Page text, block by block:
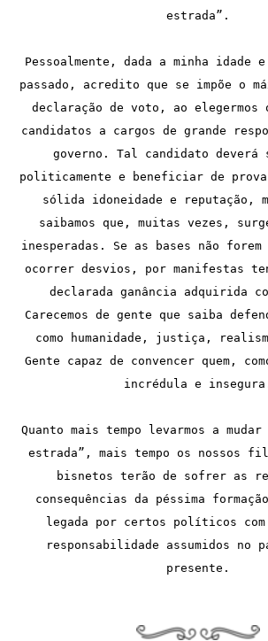
estrada”.
Pessoalmente, dada a minha idade
passado, acredito que se impõe o
declaração de voto, ao
candidatos a cargos de grande
governo. Tal candidato deverá
politicamente e beneficiar de
sólida idoneidade e reputação,
saibamos que, muitas vezes,
inesperadas. Se as bases não
ocorrer desvios, por manifestas
declarada ganância adquirida
Carecemos de gente que saiba
como humanidade, justiça,
Gente capaz de convencer quem,
incrédula e
Quanto mais tempo levarmos a mudar
estrada”, mais tempo os nossos
bisnetos terão de sofrer as
consequências da péssima
legada por certos políticos com
responsabilidade assumidos no
presente.